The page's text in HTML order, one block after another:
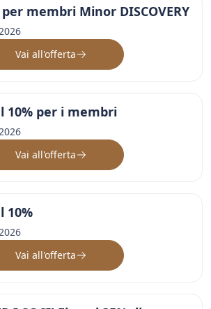
membri Minor DISCOVERY
Vai all'offerta
10% per i membri
Vai all'offerta
10%
Vai all'offerta